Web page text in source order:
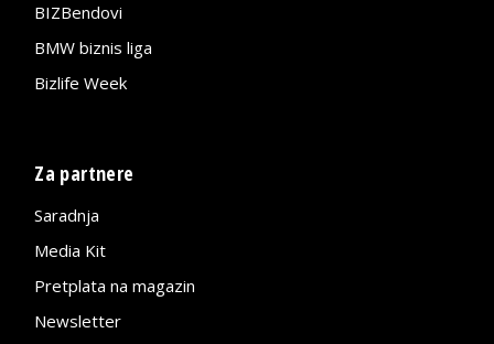
BIZBendovi
BMW biznis liga
Bizlife Week
Za partnere
Saradnja
Media Kit
Pretplata na magazin
Newsletter